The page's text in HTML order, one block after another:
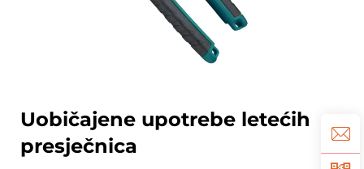
Uobičajene upotrebe letećih
presječnica